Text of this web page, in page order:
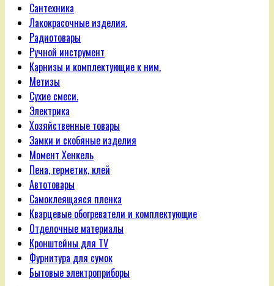
Сантехника
Лакокрасочные изделия.
Радиотовары
Ручной инструмент
Карнизы и комплектующие к ним.
Метизы
Сухие смеси.
Электрика
Хозяйственные товары
Замки и скобяные изделия
Момент Хенкель
Пена, герметик, клей
Автотовары
Самоклеящаяся пленка
Кварцевые обогреватели и комплектующие
Отделочные материалы
Кронштейны для TV
Фурнитура для сумок
Бытовые электроприборы